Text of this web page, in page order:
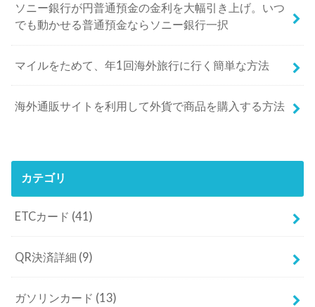
ソニー銀行が円普通預金の金利を大幅引き上げ。いつ
でも動かせる普通預金ならソニー銀行一択
マイルをためて、年1回海外旅行に行く簡単な方法
海外通販サイトを利用して外貨で商品を購入する方法
カテゴリ
ETCカード (41)
QR決済詳細 (9)
ガソリンカード (13)